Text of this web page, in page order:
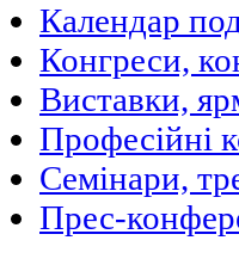
Календар
Конгреси,
Виставки,
Професійні
Семінари,
Прес-